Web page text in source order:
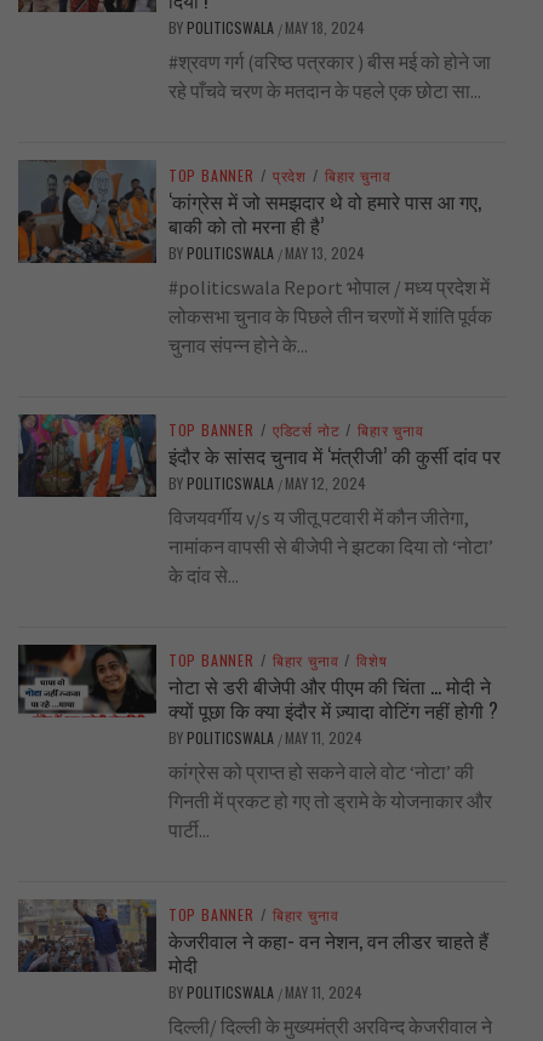
BY POLITICSWALA / MAY 18, 2024
#श्रवण गर्ग (वरिष्ठ पत्रकार ) बीस मई को होने जा
रहे पाँचवे चरण के मतदान के पहले एक छोटा सा...
TOP BANNER / प्रदेश / बिहार चुनाव
‘कांग्रेस में जो समझदार थे वो हमारे पास आ गए,
बाकी को तो मरना ही है’
BY POLITICSWALA / MAY 13, 2024
#politicswala Report भोपाल / मध्य प्रदेश में
लोकसभा चुनाव के पिछले तीन चरणों में शांति पूर्वक
चुनाव संपन्न होने के...
TOP BANNER / एडिटर्स नोट / बिहार चुनाव
इंदौर के सांसद चुनाव में ‘मंत्रीजी’ की कुर्सी दांव पर
BY POLITICSWALA / MAY 12, 2024
विजयवर्गीय v/s य जीतू पटवारी में कौन जीतेगा,
नामांकन वापसी से बीजेपी ने झटका दिया तो ‘नोटा’
के दांव से...
TOP BANNER / बिहार चुनाव / विशेष
नोटा से डरी बीजेपी और पीएम की चिंता … मोदी ने
क्यों पूछा कि क्या इंदौर में ज़्यादा वोटिंग नहीं होगी ?
BY POLITICSWALA / MAY 11, 2024
कांग्रेस को प्राप्त हो सकने वाले वोट ‘नोटा’ की
गिनती में प्रकट हो गए तो ड्रामे के योजनाकार और
पार्टी...
TOP BANNER / बिहार चुनाव
केजरीवाल ने कहा- वन नेशन, वन लीडर चाहते हैं
मोदी
BY POLITICSWALA / MAY 11, 2024
दिल्ली/ दिल्ली के मुख्यमंत्री अरविन्द केजरीवाल ने